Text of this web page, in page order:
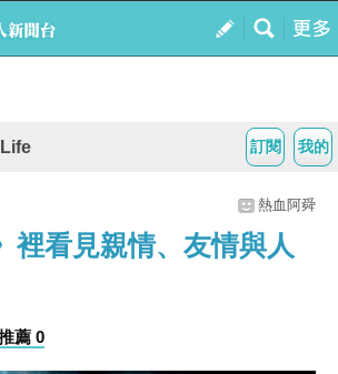
我的
訂閱
熱血阿舜
裡看見親情、友情與人
薦 0